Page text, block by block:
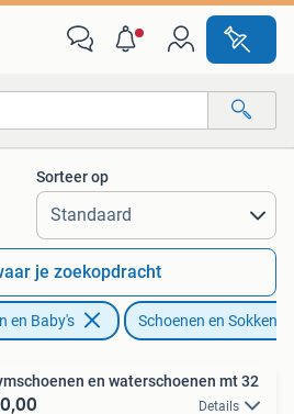
afstanden…
Sorteer op
je zoekopdracht
en Baby's Schoenen en Sokken
en waterschoenen mt 32
Details